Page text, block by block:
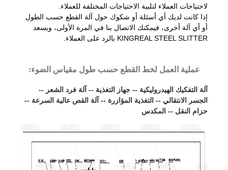
لاحتياجات العملاء لتلبية الاحتياجات المختلفة للعملاء.
إذا كانت لديك أي أسئلة أو شكوك حول آلة القطع حسب الطول
أو أي آلة أخرى، فيمكنك الاتصال بنا في المرة الأولى، ويسعد
KINGREAL STEEL SLITTER بالرد على العملاء.
عملية العمل لخط القطع حسب طول مقياس الضوء:
آلة التفكيك الهيدروليكية -- جهاز التغذية -- آلة فرد الشعر --
الجسر الانتقالي -- التغذية المؤازرة -- آلة القص عالية السرعة --
حزام النقل -- المكدس